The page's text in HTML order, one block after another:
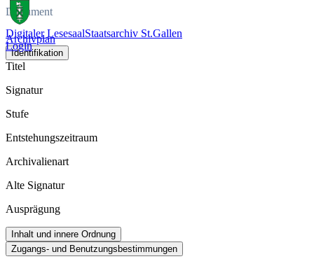
Digitaler LesesaalStaatsarchiv St.Gallen
Login
Dokument
Archivplan
Identifikation
Titel
Signatur
Stufe
Entstehungszeitraum
Archivalienart
Alte Signatur
Ausprägung
Inhalt und innere Ordnung
Zugangs- und Benutzungsbestimmungen